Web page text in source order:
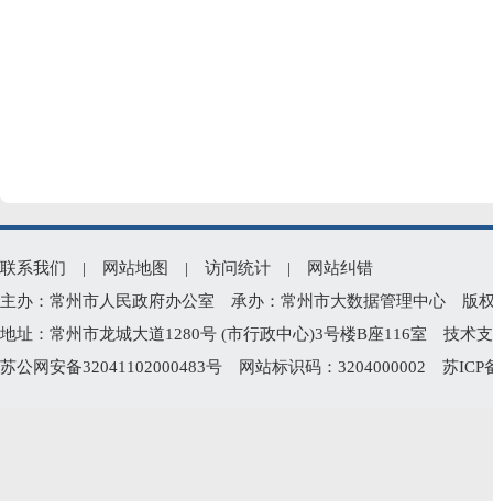
联系我们 | 网站地图 | 访问统计 |
网站纠错
主办：常州市人民政府办公室 承办：常州市大数据管理中心 版
地址：常州市龙城大道1280号 (市行政中心)3号楼B座116室 技术
苏公网安备32041102000483号 网站标识码：3204000002 苏ICP